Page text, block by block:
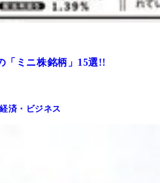
「ミニ株銘柄」15選!!
経済・ビジネス